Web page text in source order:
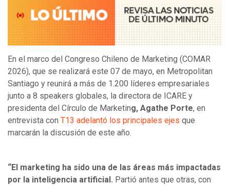
En el marco del Congreso Chileno de Marketing (COMAR
2026), que se realizará este 07 de mayo, en Metropolitan
Santiago y reunirá a más de 1.200 líderes empresariales
junto a 8 speakers globales, la directora de ICARE y
presidenta del Círculo de Marketing, Agathe Porte, en
entrevista con T13 adelantó los principales ejes que
marcarán la discusión de este año.
“El marketing ha sido una de las áreas más impactadas
por la inteligencia artificial. Partió antes que otras, con